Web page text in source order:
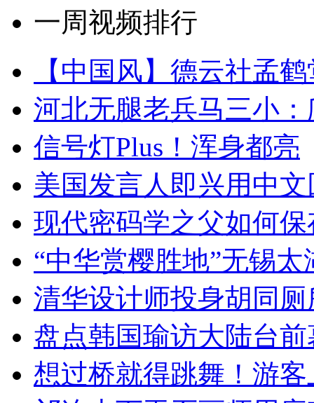
一周视频排行
【中国风】德云社孟
河北无腿老兵马三小
信号灯Plus！浑身都亮
美国发言人即兴用中
现代密码学之父如何
“中华赏樱胜地”无锡
清华设计师投身胡同
盘点韩国瑜访大陆台
想过桥就得跳舞！游客